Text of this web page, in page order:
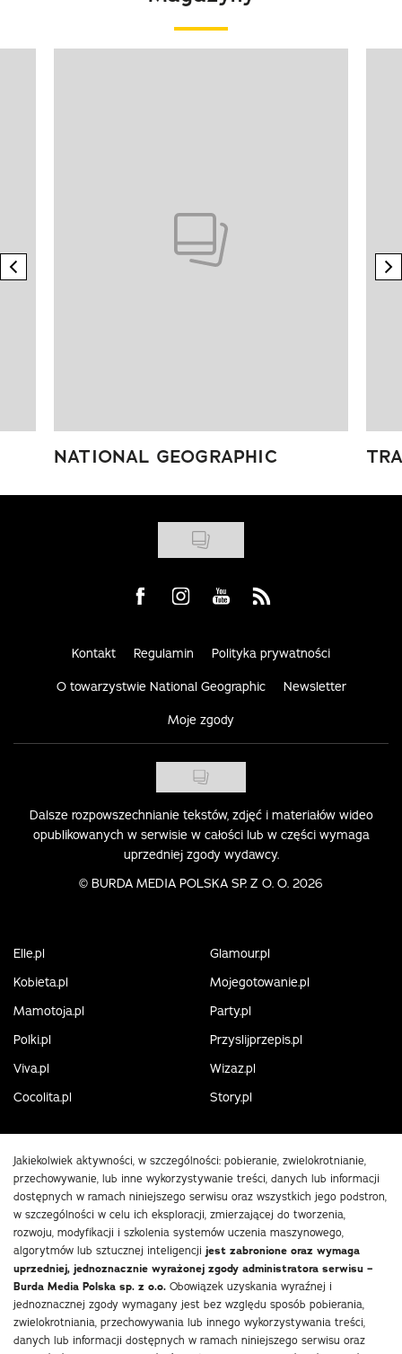
previous element
NATIONAL GEOGRAPHIC
Visit us on Facebook
Visit us on Instagram
Visit us on Youtube
Visit us on Rss
Kontakt Regulamin Polityka prywatności
O towarzystwie National Geographic Newsletter
Moje zgody
Dalsze rozpowszechnianie tekstów, zdjęć i materiałów wideo
opublikowanych w serwisie w całości lub w części wymaga
uprzedniej zgody wydawcy.
© BURDA MEDIA POLSKA SP. Z O. O. 2026
Elle.pl
Glamour.pl
Kobieta.pl
Mojegotowanie.pl
Mamotoja.pl
Party.pl
Polki.pl
Przyslijprzepis.pl
Viva.pl
Wizaz.pl
Cocolita.pl
Story.pl
Jakiekolwiek aktywności, w szczególności: pobieranie, zwielokrotnianie,
przechowywanie, lub inne wykorzystywanie treści, danych lub informacji
dostępnych w ramach niniejszego serwisu oraz wszystkich jego podstron,
w szczególności w celu ich eksploracji, zmierzającej do tworzenia,
rozwoju, modyfikacji i szkolenia systemów uczenia maszynowego,
algorytmów lub sztucznej inteligencji jest zabronione oraz wymaga
uprzedniej, jednoznacznie wyrażonej zgody administratora serwisu –
Burda Media Polska sp. z o.o. Obowiązek uzyskania wyraźnej i
jednoznacznej zgody wymagany jest bez względu sposób pobierania,
zwielokrotniania, przechowywania lub innego wykorzystywania treści,
danych lub informacji dostępnych w ramach niniejszego serwisu oraz